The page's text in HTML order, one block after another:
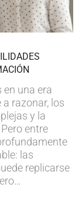
en una era
razonar, los
y la
entre
las
replicarse